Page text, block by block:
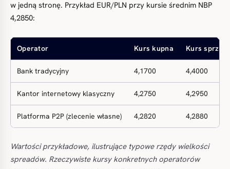
w jedną stronę. Przykład EUR/PLN przy kursie średnim NBP
4,2850:
Operator Kurs kupna Kurs
Bank tradycyjny 4,1700 4,4000
Kantor internetowy klasyczny 4,2750 4,2950
Platforma P2P (zlecenie własne) 4,2820 4,2880
Wartości przykładowe, ilustrujące typowe rzędy wielkości
spreadów. Rzeczywiste kursy konkretnych operatorów